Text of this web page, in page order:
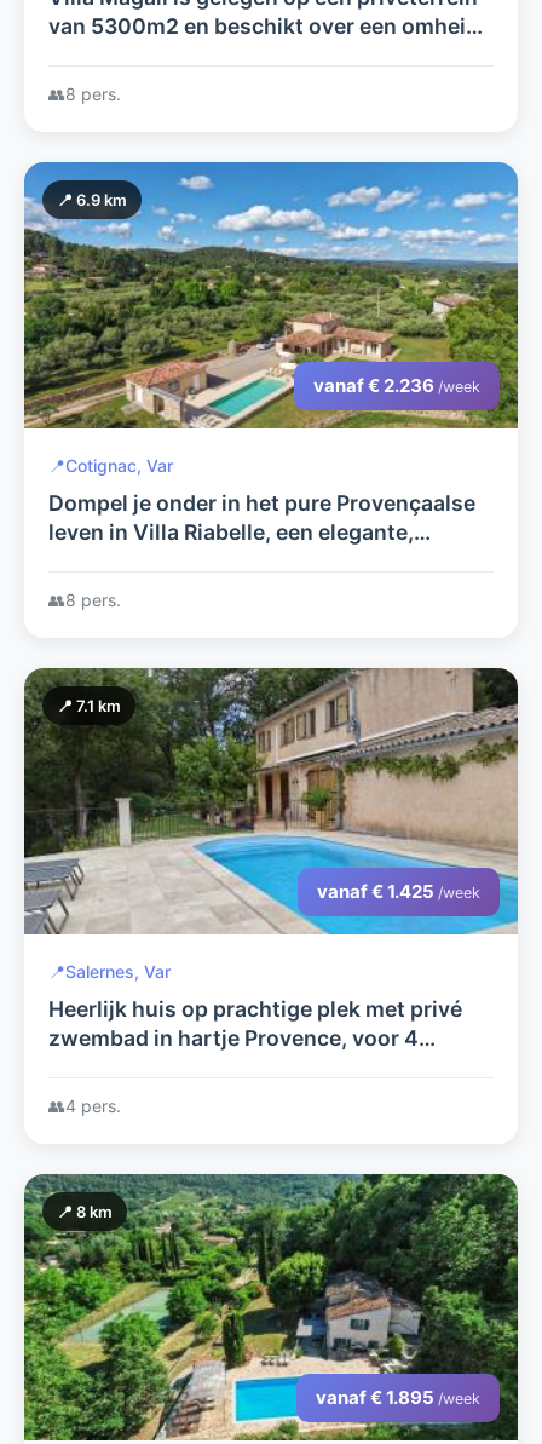
van 5300m2 en beschikt over een omheind
👥8 pers.
📍 6.9 km
vanaf € 2.236 /week
📍Cotignac, Var
Dompel je onder in het pure Provençaalse
leven in Villa Riabelle, een elegante,
in het groen!
👥8 pers.
📍 7.1 km
vanaf € 1.425 /week
📍Salernes, Var
Heerlijk huis op prachtige plek met privé
zwembad in hartje Provence, voor 4
👥4 pers.
📍 8 km
vanaf € 1.895 /week